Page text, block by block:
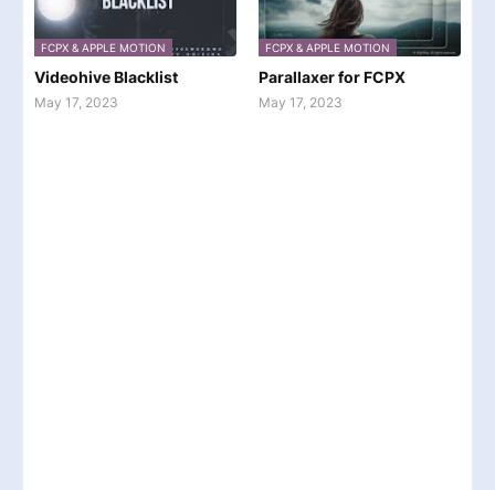
FCPX & APPLE MOTION
Videohive Blacklist
May 17, 2023
FCPX & APPLE MOTION
Parallaxer for FCPX
May 17, 2023